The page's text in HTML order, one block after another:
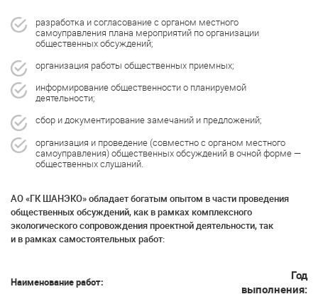
разработка и согласование с органом местного
самоуправления плана мероприятий по организации
общественных обсуждений;
организация работы общественных приемных;
информирование общественности о планируемой
деятельности;
сбор и документирование замечаний и предложений;
организация и проведение (совместно с органом местного
самоуправления) общественных обсуждений в очной форме —
общественных слушаний.
АО «ГК ШАНЭКО» обладает богатым опытом в части проведения
общественных обсуждений, как в рамках комплексного
экологического сопровождения проектной деятельности, так
и в рамках самостоятельных работ:
Наименование работ:
Год
выполнения: